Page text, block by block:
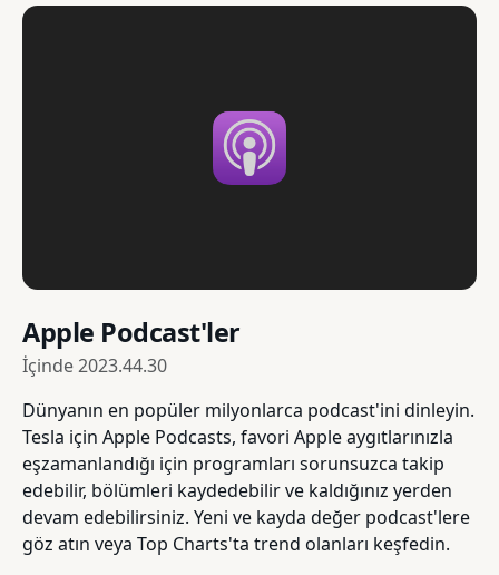
Apple Podcast'ler
İçinde2023.44.30
Dünyanın en popüler milyonlarca podcast'ini dinleyin.
Tesla için Apple Podcasts, favori Apple aygıtlarınızla
eşzamanlandığı için programları sorunsuzca takip
edebilir, bölümleri kaydedebilir ve kaldığınız yerden
devam edebilirsiniz. Yeni ve kayda değer podcast'lere
göz atın veya Top Charts'ta trend olanları keşfedin.